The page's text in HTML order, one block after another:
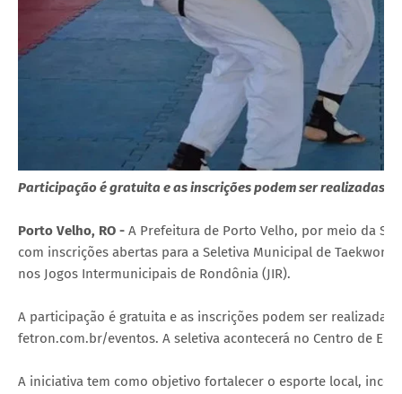
Participação é gratuita e as inscrições podem ser realizadas
Porto Velho, RO - A Prefeitura de Porto Velho, por meio da
com inscrições abertas para a Seletiva Municipal de
nos Jogos Intermunicipais de Rondônia (JIR).
A participação é gratuita e as inscrições podem ser
fetron.com.br/eventos. A seletiva acontecerá no Centro de
A iniciativa tem como objetivo fortalecer o esporte local,